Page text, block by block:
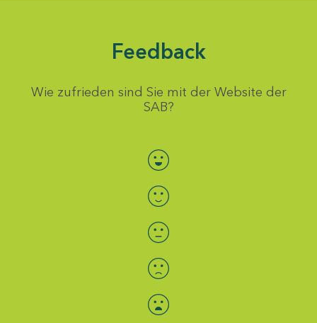
Feedback
Wie zufrieden sind Sie mit der Website der
SAB?
Bewertung auswählen